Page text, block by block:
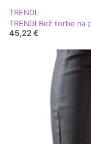
TRENDI
TRENDI Bež torbe na
45,22 €